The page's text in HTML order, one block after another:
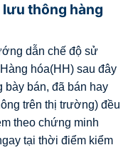
thông hàng
dẫn chế độ sử
hóa(HH) sau đây
bày bán, đã bán hay
trên thị trường) đều
theo chứng minh
tại thời điểm kiểm